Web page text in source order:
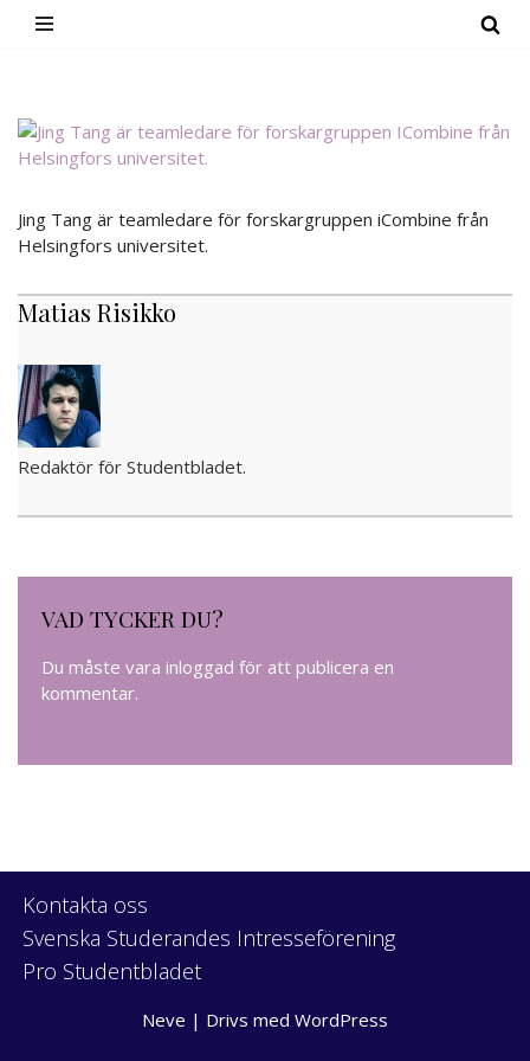
innehåll
Jing Tang är teamledare för forskargruppen iCombine från
Helsingfors universitet.
Matias Risikko
Redaktör för Studentbladet.
VAD TYCKER DU?
Du måste vara inloggad för att publicera en
kommentar.
Kontakta oss
Svenska Studerandes Intresseförening
Pro Studentbladet
Neve | Drivs med WordPress